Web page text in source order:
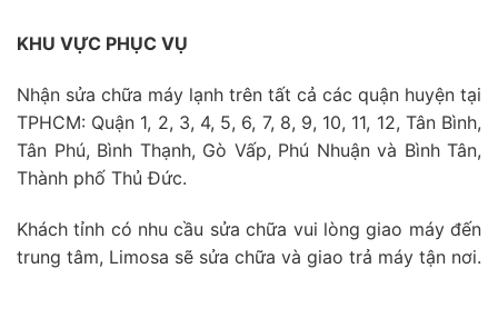
KHU VỰC PHỤC VỤ
Nhận sửa chữa máy lạnh trên tất cả các quận huyện tại
TPHCM: Quận 1, 2, 3, 4, 5, 6, 7, 8, 9, 10, 11, 12, Tân Bình,
Tân Phú, Bình Thạnh, Gò Vấp, Phú Nhuận và Bình Tân,
Thành phố Thủ Đức.
Khách tỉnh có nhu cầu sửa chữa vui lòng giao máy đến
trung tâm, Limosa sẽ sửa chữa và giao trả máy tận nơi.